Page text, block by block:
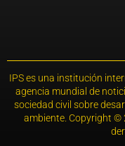
IPS es una institución
agencia mundial de
sociedad civil sobre
ambiente. Copyright ©